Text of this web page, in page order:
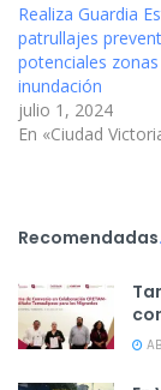
Realiza Guardia
patrullajes
potenciales
inundación
julio 1, 2024
En «Ciudad
Recomendadas.